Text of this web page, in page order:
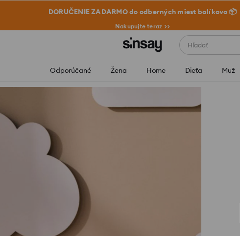
DORUČENIE ZADARMO do odberných miest balíkovo 📦
Nakupujte teraz >>
Hľadať
Odporúčané Žena Home Dieťa Muž